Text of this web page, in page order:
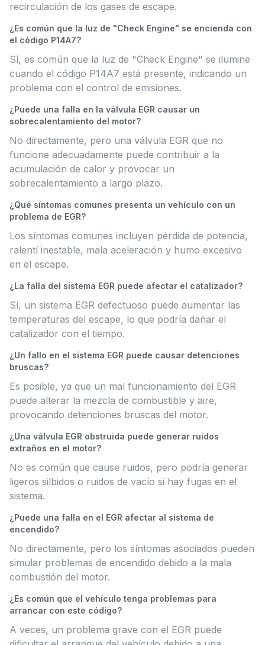
recirculación de los gases de escape.
¿Es común que la luz de "Check Engine" se encienda con
el código P14A7?
Sí, es común que la luz de "Check Engine" se ilumine
cuando el código P14A7 está presente, indicando un
problema con el control de emisiones.
¿Puede una falla en la válvula EGR causar un
sobrecalentamiento del motor?
No directamente, pero una válvula EGR que no
funcione adecuadamente puede contribuir a la
acumulación de calor y provocar un
sobrecalentamiento a largo plazo.
¿Qué síntomas comunes presenta un vehículo con un
problema de EGR?
Los síntomas comunes incluyen pérdida de potencia,
ralentí inestable, mala aceleración y humo excesivo
en el escape.
¿La falla del sistema EGR puede afectar el catalizador?
Sí, un sistema EGR defectuoso puede aumentar las
temperaturas del escape, lo que podría dañar el
catalizador con el tiempo.
¿Un fallo en el sistema EGR puede causar detenciones
bruscas?
Es posible, ya que un mal funcionamiento del EGR
puede alterar la mezcla de combustible y aire,
provocando detenciones bruscas del motor.
¿Una válvula EGR obstruida puede generar ruidos
extraños en el motor?
No es común que cause ruidos, pero podría generar
ligeros silbidos o ruidos de vacío si hay fugas en el
sistema.
¿Puede una falla en el EGR afectar al sistema de
encendido?
No directamente, pero los síntomas asociados pueden
simular problemas de encendido debido a la mala
combustión del motor.
¿Es común que el vehículo tenga problemas para
arrancar con este código?
A veces, un problema grave con el EGR puede